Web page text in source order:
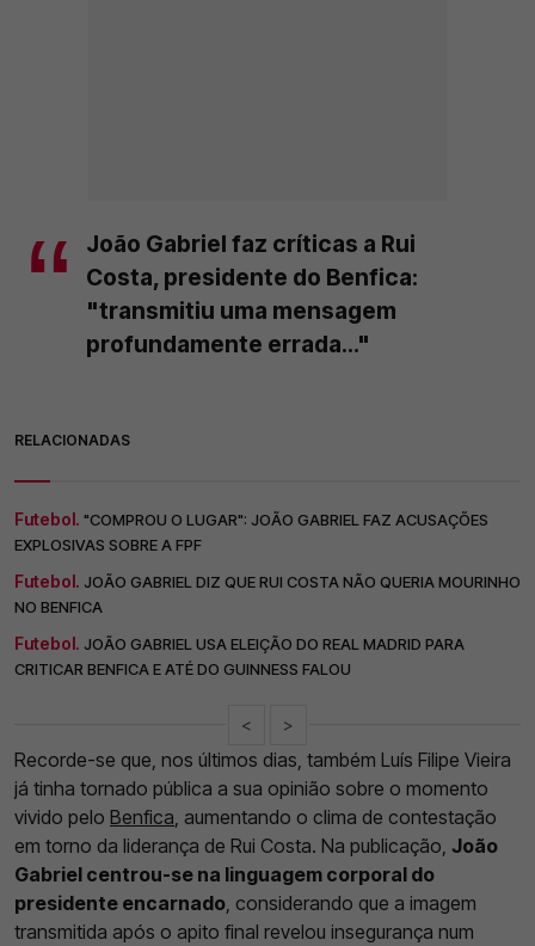
João Gabriel faz críticas a Rui
Costa, presidente do Benfica:
"transmitiu uma mensagem
profundamente errada..."
RELACIONADAS
Futebol. "COMPROU O LUGAR": JOÃO GABRIEL FAZ ACUSAÇÕES
EXPLOSIVAS SOBRE A FPF
Futebol. JOÃO GABRIEL DIZ QUE RUI COSTA NÃO QUERIA MOURINHO
NO BENFICA
Futebol. JOÃO GABRIEL USA ELEIÇÃO DO REAL MADRID PARA
CRITICAR BENFICA E ATÉ DO GUINNESS FALOU
< >
Recorde-se que, nos últimos dias, também Luís Filipe Vieira
já tinha tornado pública a sua opinião sobre o momento
vivido pelo Benfica , aumentando o clima de contestação
em torno da liderança de Rui Costa. Na publicação, João
Gabriel centrou-se na linguagem corporal do
presidente encarnado , considerando que a imagem
transmitida após o apito final revelou insegurança num